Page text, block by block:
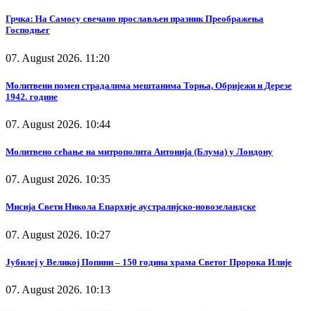
Грчка: На Самосу свечано прослављен празник Преображења
Господњег
07. August 2026. 11:20
Молитвени помен страдалима мештанима Торња, Обријежи и Дерезе
1942. године
07. August 2026. 10:44
Молитвено сећање на митрополита Антонија (Блума) у Лондону
07. August 2026. 10:35
Мисија Свети Никола Епархије аустралијско-новозеландске
07. August 2026. 10:27
Јубилеј у Великој Попини – 150 година храма Светог Пророка Илије
07. August 2026. 10:13